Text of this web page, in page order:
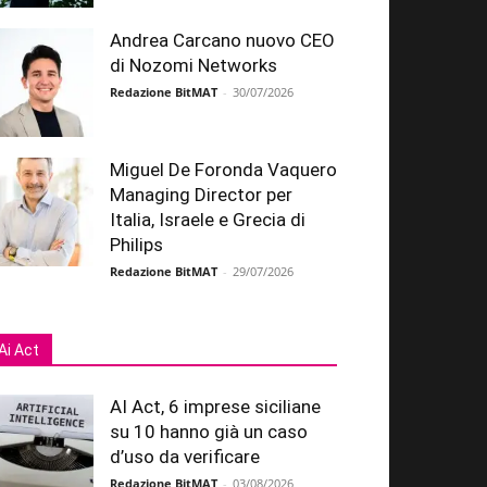
Andrea Carcano nuovo CEO
di Nozomi Networks
Redazione BitMAT - 30/07/2026
Miguel De Foronda Vaquero
Managing Director per
Italia, Israele e Grecia di
Philips
Redazione BitMAT - 29/07/2026
Act
AI Act, 6 imprese siciliane
su 10 hanno già un caso
d’uso da verificare
Redazione BitMAT - 03/08/2026